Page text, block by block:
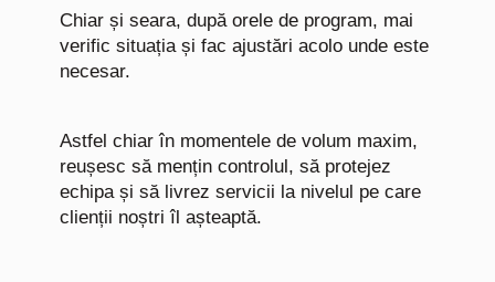
Chiar și seara, după orele de program, mai
verific situația și fac ajustări acolo unde este
necesar.
Astfel chiar în momentele de volum maxim,
reușesc să mențin controlul, să protejez
echipa și să livrez servicii la nivelul pe care
clienții noștri îl așteaptă.